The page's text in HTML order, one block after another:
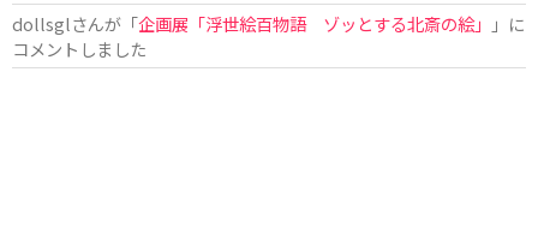
dollsglさんが「企画展「浮世絵百物語 ゾッとする北斎の絵」
」に
コメントしました